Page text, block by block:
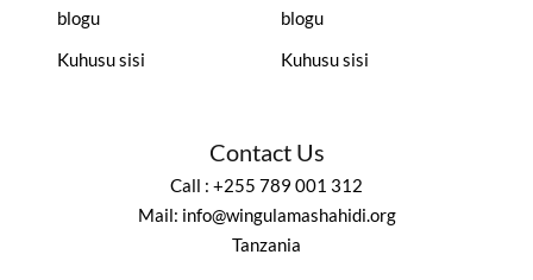
blogu
Kuhusu sisi
blogu
Kuhusu sisi
Contact Us
Call : +255 789 001 312
Mail: info@wingulamashahidi.org
Tanzania